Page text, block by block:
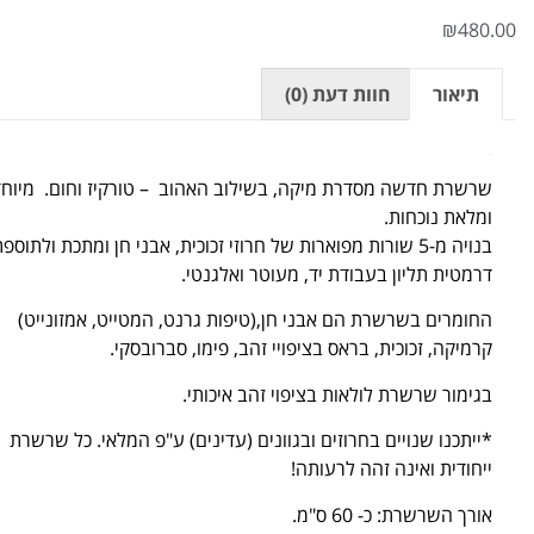
₪480.00
תיאור חוות דעת (0)
שרשרת חדשה מסדרת מיקה, בשילוב האהוב – טורקיז וחום.
ומלאת נוכחות.
בנויה מ-5 שורות מפוארות של חרוזי זכוכית, אבני חן ומתכת
דרמטית תליון בעבודת יד, מעוטר ואלגנטי.
החומרים בשרשרת הם אבני חן,(טיפות גרנט, המטייט, אמזונייט)
קרמיקה, זכוכית, בראס בציפויי זהב, פימו, סברובסקי.
בגימור שרשרת לולאות בציפוי זהב איכותי.
*ייתכנו שנויים בחרוזים ובגוונים (עדינים) ע"פ המלאי. כל שרשרת
ייחודית ואינה זהה לרעותה!
אורך השרשרת: כ- 60 ס"מ.